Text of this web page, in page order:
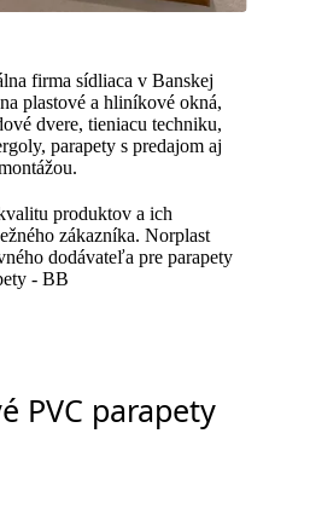
firma sídliaca v Banskej
plastové a hliníkové okná,
dvere, tieniacu techniku,
parapety s predajom aj
produktov a ich
zákazníka. Norplast
dodávateľa pre parapety
- BB
PVC parapety